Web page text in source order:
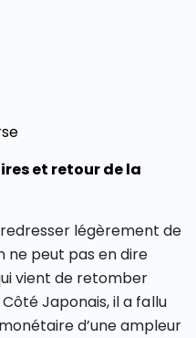
et retour de la
légèrement de
ne peut pas en dire
vient de retomber
Japonais, il a fallu
d’une ampleur